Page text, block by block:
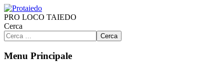
PRO LOCO TAIEDO
Cerca
Cerca
Menu Principale